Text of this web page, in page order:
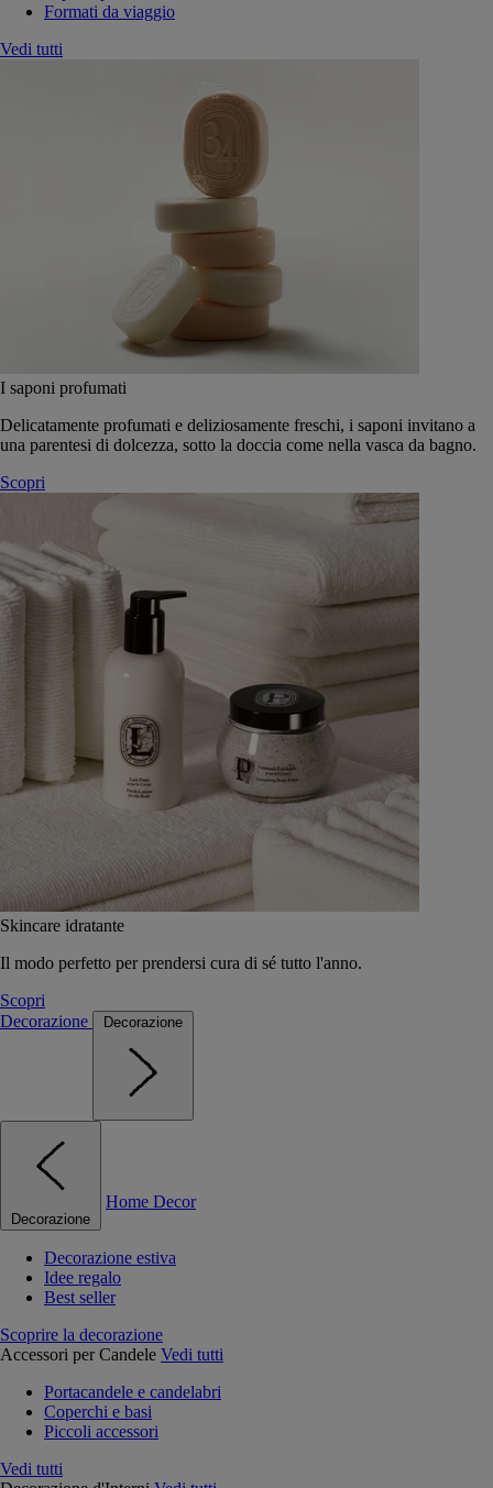
Formati da viaggio
Vedi tutti
I saponi profumati
Delicatamente profumati e deliziosamente freschi, i saponi invitano a
una parentesi di dolcezza, sotto la doccia come nella vasca da bagno.
Scopri
Skincare idratante
Il modo perfetto per prendersi cura di sé tutto l'anno.
Scopri
Decorazione
Decorazione
Decorazione
Home Decor
Decorazione estiva
Idee regalo
Best seller
Scoprire la decorazione
Accessori per Candele Vedi tutti
Portacandele e candelabri
Coperchi e basi
Piccoli accessori
Vedi tutti